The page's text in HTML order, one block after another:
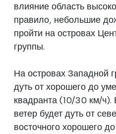
влияние область
правило, небольшие
пройти на островах
группы.
На островах Западной
дуть от хорошего до
квадранта (10/30 км/ч).
ветер будет дуть от
восточного хорошего